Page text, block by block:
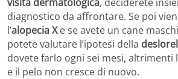
diagnostico da affrontare. Se poi
l’alopecia Xe se avete un cane
potete valutare l’ipotesi della
dovete farlo ogni sei mesi, altrimenti
e il pelo non cresce di nuovo.